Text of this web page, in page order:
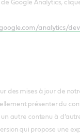
Google Analytics,
analytics/
des mises à jour de
présenter du
autre contenu à
qui propose une